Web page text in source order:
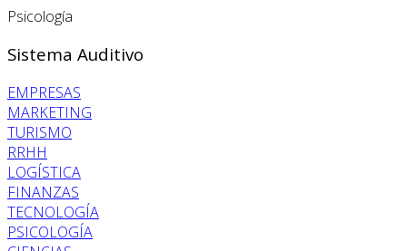
Psicología
Sistema Auditivo
EMPRESAS
MARKETING
TURISMO
RRHH
LOGÍSTICA
FINANZAS
TECNOLOGÍA
PSICOLOGÍA